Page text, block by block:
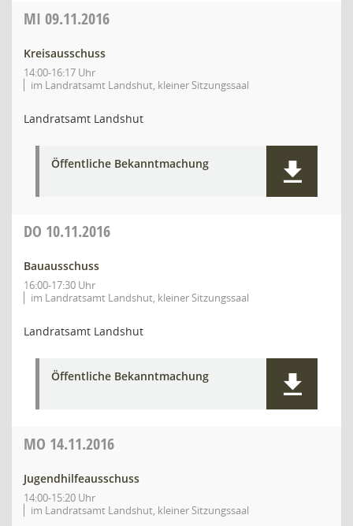
MI 09.11.2016
Kreisausschuss
14:00-16:17 Uhr
im Landratsamt Landshut, kleiner Sitzungssaal
Landratsamt Landshut
Öffentliche Bekanntmachung
DO 10.11.2016
Bauausschuss
16:00-17:30 Uhr
im Landratsamt Landshut, kleiner Sitzungssaal
Landratsamt Landshut
Öffentliche Bekanntmachung
MO 14.11.2016
Jugendhilfeausschuss
14:00-15:20 Uhr
im Landratsamt Landshut, kleiner Sitzungssaal